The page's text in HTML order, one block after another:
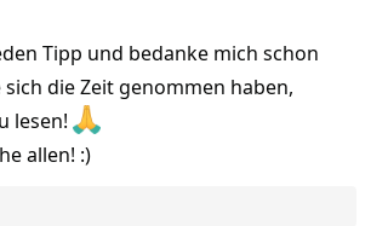
Tipp und bedanke mich schon
die Zeit genommen haben,
lesen!
allen! :)